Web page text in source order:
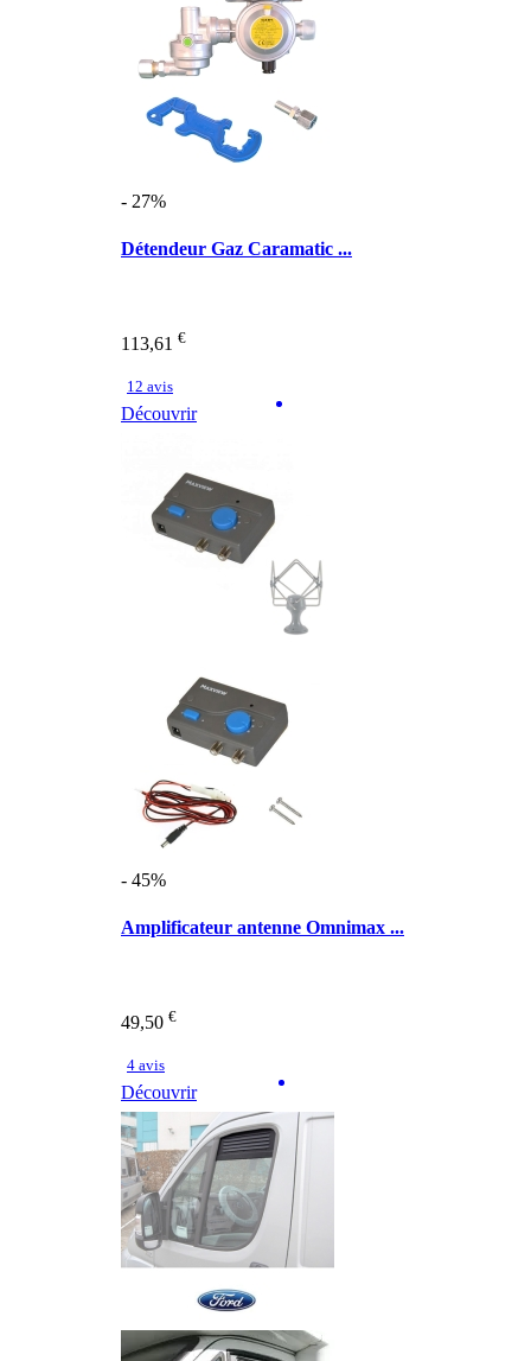
- 27%
Détendeur Gaz Caramatic ...
113,61 €
12 avis
Découvrir
- 45%
Amplificateur antenne Omnimax ...
49,50 €
4 avis
Découvrir